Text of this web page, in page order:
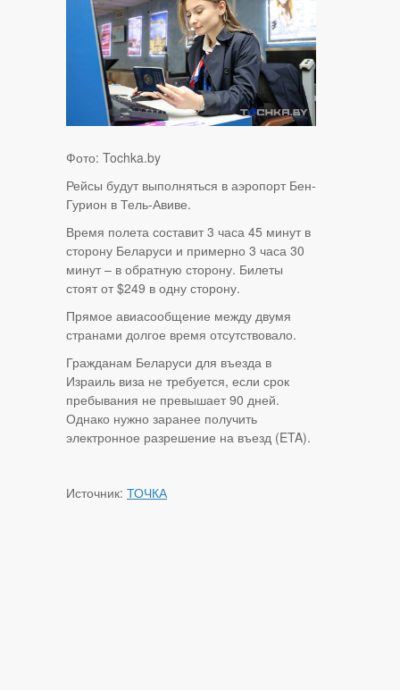
Фото: Tochka.by
Рейсы будут выполняться в аэропорт Бен-
Гурион в Тель-Авиве.
Время полета составит 3 часа 45 минут в
сторону Беларуси и примерно 3 часа 30
минут – в обратную сторону. Билеты
стоят от $249 в одну сторону.
Прямое авиасообщение между двумя
странами долгое время отсутствовало.
Гражданам Беларуси для въезда в
Израиль виза не требуется, если срок
пребывания не превышает 90 дней.
Однако нужно заранее получить
электронное разрешение на въезд (ETA).
Источник: ТОЧКА